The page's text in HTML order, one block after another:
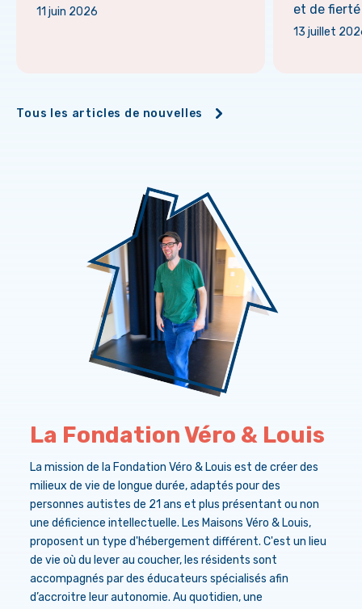
11 juin 2026
et de
13 juillet
Tous les articles de nouvelles
La Fondation Véro & Louis
La mission de la Fondation Véro & Louis est de créer des
milieux de vie de longue durée, adaptés pour des
personnes autistes de 21 ans et plus présentant ou non
une déficience intellectuelle. Les Maisons Véro & Louis,
proposent un type d'hébergement différent. C'est un lieu
de vie où du lever au coucher, les résidents sont
accompagnés par des éducateurs spécialisés afin
d’accroitre leur autonomie. Au quotidien, une